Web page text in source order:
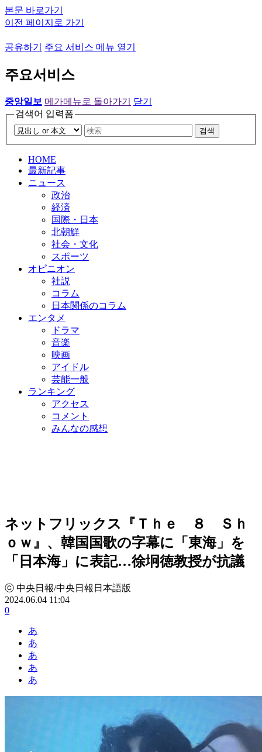
본문 바로가기
이전 페이지로 가기
공유하기 주요 서비스 메뉴 열기
주요서비스
중앙일보 메가메뉴로 돌아가기
닫기
검색어 입력폼
검색
HOME
最新記事
ニュース
政治
経済
国際・日本
北朝鮮
社会・文化
スポーツ
オピニオン
社説
コラム
日本関係のコラム
エンタメ
ドラマ
音楽
映画
アイドル
芸能一般
ランキング
アクセス
コメント
みんなの感想
ネットフリックス『Ｔｈｅ ８ Ｓｈ
ｏｗ』、韓国国歌の字幕に「東海」を
「日本海」に表記…徐坰徳教授が抗議
ⓒ 中央日報/中央日報日本語版
2024.06.04 11:04
0
あ
あ
あ
あ
あ